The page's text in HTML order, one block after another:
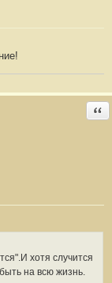
хотя случится
на всю жизнь.